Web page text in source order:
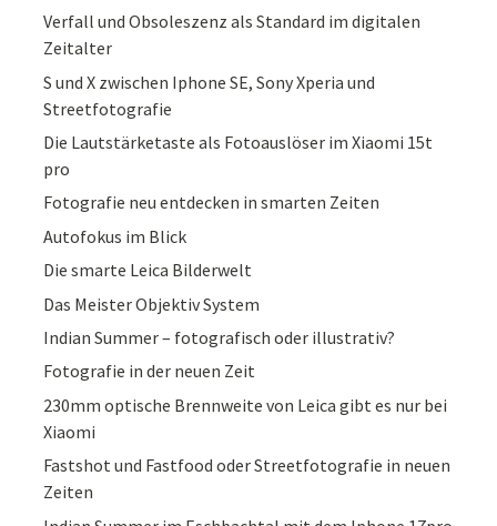
Verfall und Obsoleszenz als Standard im digitalen
Zeitalter
S und X zwischen Iphone SE, Sony Xperia und
Streetfotografie
Die Lautstärketaste als Fotoauslöser im Xiaomi 15t
pro
Fotografie neu entdecken in smarten Zeiten
Autofokus im Blick
Die smarte Leica Bilderwelt
Das Meister Objektiv System
Indian Summer – fotografisch oder illustrativ?
Fotografie in der neuen Zeit
230mm optische Brennweite von Leica gibt es nur bei
Xiaomi
Fastshot und Fastfood oder Streetfotografie in neuen
Zeiten